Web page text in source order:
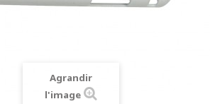
Agrandir
l'image